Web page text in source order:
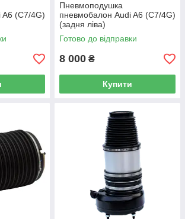
(C7/4G)
Пневмоподушка
пневмобалон Audi A6 (C7/4G)
(задня ліва)
Готово до відправки
8 000 ₴
Купити